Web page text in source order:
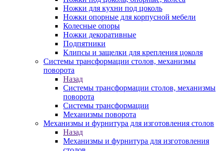
Ножки для кухни под цоколь
Ножки опорные для корпусной мебели
Колесные опоры
Ножки декоративные
Подпятники
Клипсы и защелки для крепления цоколя
Системы трансформации столов, механизмы
поворота
Назад
Системы трансформации столов, механизмы
поворота
Системы трансформации
Механизмы поворота
Механизмы и фурнитура для изготовления столов
Назад
Механизмы и фурнитура для изготовления